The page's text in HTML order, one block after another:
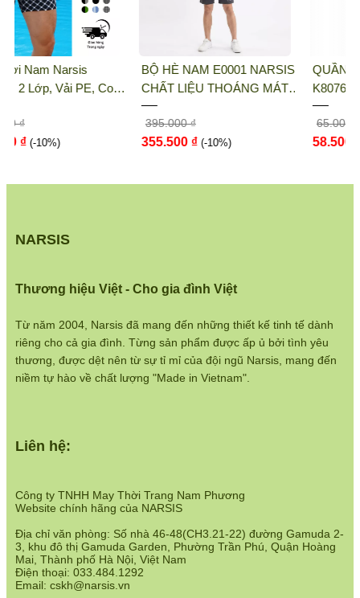
THỜI TRANG NARSIS
Địa chỉ văn phòng/showroom: Số 46 + 48
Shophouse đường 2.3 Khu đô thị Gamuda
Gardens, Quận Hoàng Mai, Hà Nội
Điện thoại:
033 484 1292
Kiểm tra đơn hàng:
Chính sách đổi hàng:
https://www.narsis.vn/doi-tra-hoan-tien
Chính sách bán hàng:
https://www.narsis.vn/chinh-sach-ban-hang
BỘ HÈ NAM E0001 NARSIS
CHẤT LIỆU THOÁNG MÁT,
DỄ CHỊU, THOẢI MÁI CẢ
NGÀY, DỄ VẬN ĐỘNG
355.500 ₫
QUẦN LÓT NỮ NARSIS
K8076 NARSIS VẢI THUN
LẠNH THOÁNG MÁT, LÓT
COTTON THOẢI MÁI, GIỮ
DÁNG TỐT, THO...
58.500 ₫
Công ty TNHH May Thời Trang Nam Phương
Website chính hãng của NARSIS
Địa chỉ văn phòng: Số nhà 46-48(CH3.21-22) đường Gamuda 2-
3, khu đô thị Gamuda Garden, Phường Trần Phú, Quận Hoàng
Mai, Thành phố Hà Nội, Việt Nam
Điện thoại: 033.484.1292
Email: cskh@narsis.vn
NARSIS
Liên hệ:
Từ năm 2004, Narsis đã mang đến những thiết kế tinh tế dành
riêng cho cả gia đình. Từng sản phẩm được ấp ủ bởi tình yêu
thương, được dệt nên từ sự tỉ mỉ của đội ngũ Narsis, mang đến
niềm tự hào về chất lượng "Made in Vietnam".
Thương hiệu Việt - Cho gia đình Việt